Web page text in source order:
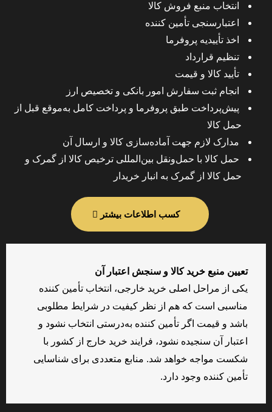
انتخاب منبع فروش کالا
اعتبارسنجی تأمین کننده
اخذ تأییدیه پروفرما
تنظیم قرارداد
تأیید کالا و قیمت
انجام ثبت سفارش امور بانکی و تخصیص ارز
پیش‌پرداخت طبق پروفرما و پرداخت کامل به‌موقع قبل از
حمل کالا
مدارک لازم جهت آماده‌سازی کالا و ارسال آن
حمل کالا با حمل‌ونقل بین‌المللی ترخیص کالا از گمرک و
حمل کالا از گمرک به انبار خریدار
کسب اطلاعات بیشتر
تعیین منبع خرید کالا و سنجش اعتبار آن
یکی از مراحل اصلی خرید خارجی، انتخاب تأمین کننده
مناسبی است که هم از نظر کیفیت در شرایط مطلوبی
باشد و قیمت اگر تأمین کننده به‌درستی انتخاب نشود و
اعتبار آن سنجیده نشود، فرایند خرید خارج از کشور با
شکست مواجه خواهد شد. منابع متعددی برای شناسایی
تأمین کننده وجود دارد.